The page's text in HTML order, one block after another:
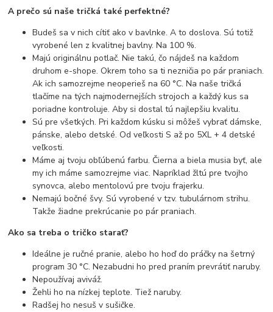
A prečo sú naše tričká také perfektné?
Budeš sa v nich cítiť ako v bavlnke. A to doslova. Sú totiž
vyrobené len z kvalitnej bavlny. Na 100 %.
Majú originálnu potlač. Nie takú, čo nájdeš na každom
druhom e-shope. Okrem toho sa ti nezničia po pár praniach.
Ak ich samozrejme neoperieš na 60 °C. Na naše tričká
tlačíme na tých najmodernejších strojoch a každý kus sa
poriadne kontroluje. Aby si dostal tú najlepšiu kvalitu.
Sú pre všetkých. Pri každom kúsku si môžeš vybrať dámske,
pánske, alebo detské. Od veľkosti S až po 5XL + 4 detské
veľkosti.
Máme aj tvoju obľúbenú farbu. Čierna a biela musia byť, ale
my ich máme samozrejme viac. Napríklad žltú pre tvojho
synovca, alebo mentolovú pre tvoju frajerku.
Nemajú bočné švy. Sú vyrobené v tzv. tubulárnom strihu.
Takže žiadne prekrúcanie po pár praniach.
Ako sa treba o tričko starať?
Ideálne je ručné pranie, alebo ho hoď do práčky na šetrný
program 30 °C. Nezabudni ho pred praním prevrátiť naruby.
Nepoužívaj aviváž.
Žehli ho na nízkej teplote. Tiež naruby.
Radšej ho nesuš v sušičke.